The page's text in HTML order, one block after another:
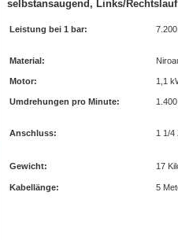
selbstansaugend, Links/Rechtslauf
Leistung bei 1 bar:
Material:
Motor: 1,1
Umdrehungen pro Minute:
Anschluss: 1 1/4
Gewicht: 17
Kabellänge: 5